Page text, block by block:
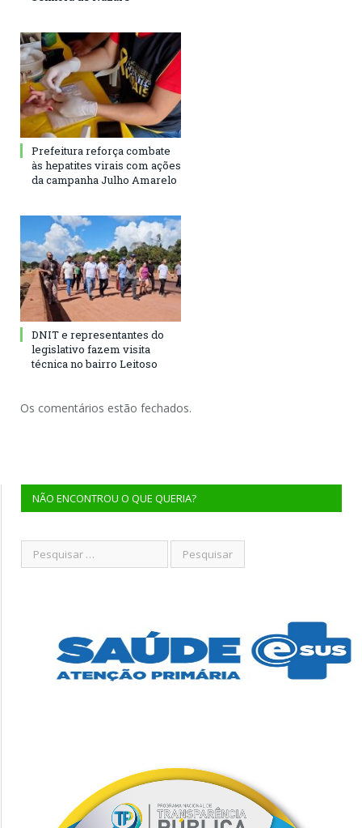
Prefeitura reforça combate
às hepatites virais com ações
da campanha Julho Amarelo
DNIT e representantes do
legislativo fazem visita
técnica no bairro Leitoso
Os comentários estão fechados.
NÃO ENCONTROU O QUE QUERIA?